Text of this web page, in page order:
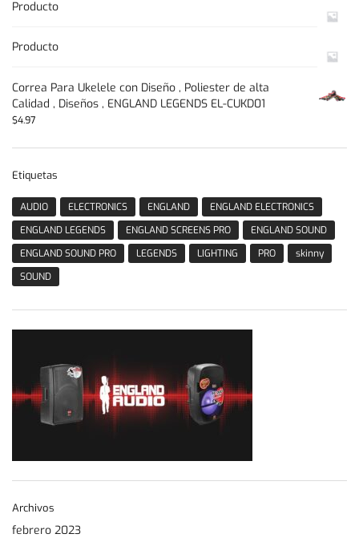
Producto
Producto
Correa Para Ukelele con Diseño , Poliester de alta
Calidad , Diseños , ENGLAND LEGENDS EL-CUKD01
$4.97
Etiquetas
AUDIO ELECTRONICS ENGLAND
ENGLAND ELECTRONICS
ENGLAND LEGENDS
ENGLAND SCREENS PRO
ENGLAND SOUND
ENGLAND SOUND PRO
LEGENDS LIGHTING PRO
skinny
SOUND
Archivos
febrero 2023